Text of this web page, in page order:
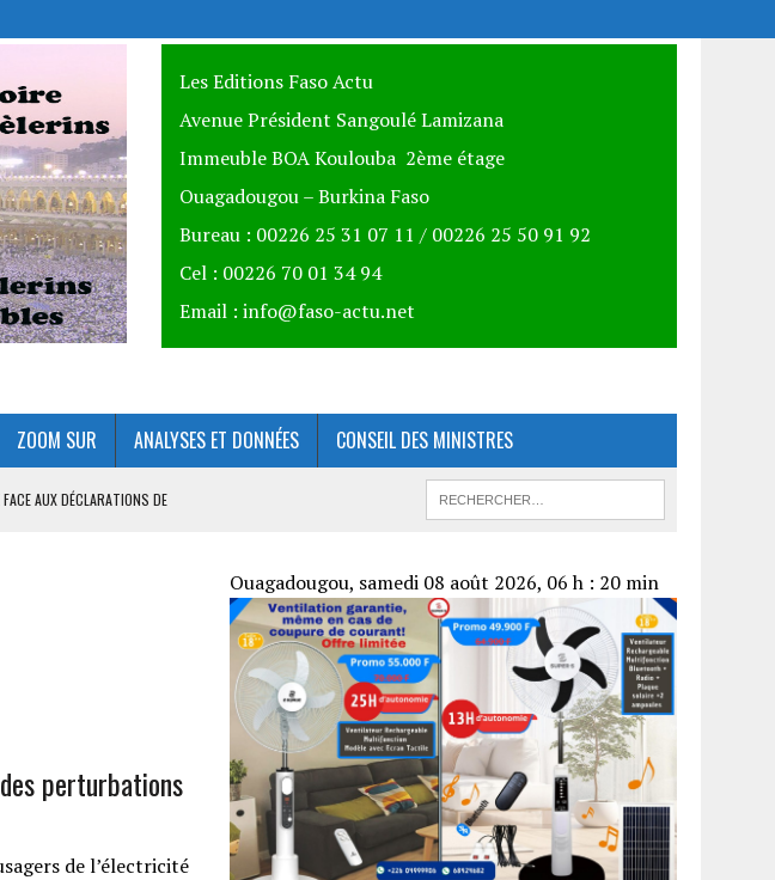
Les Editions Faso Actu
Avenue Président Sangoulé Lamizana
Immeuble BOA Koulouba 2ème étage
Ouagadougou – Burkina Faso
Bureau : 00226 25 31 07 11 / 00226 25 50 91 92
Cel : 00226 70 01 34 94
Email : info@faso-actu.net
ZOOM SUR ANALYSES ET DONNÉES CONSEIL DES MINISTRES
AUX DÉCLARATIONS DE
RAPIDE
À NIAMEY
des perturbations
de l’électricité
Ouagadougou, samedi 08 août 2026, 06 h : 20 min